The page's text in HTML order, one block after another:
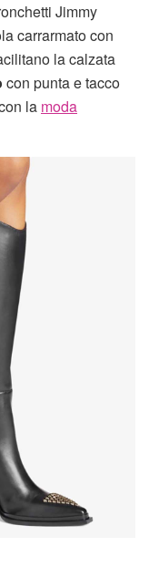
Jimmy
carrarmato con
la calzata
con punta e tacco
la moda